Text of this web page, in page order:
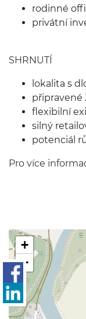
rodinné
privátní
SHRNUTÍ
lokalita s
připravené
flexibilní
silný
potenciál
Pro více
+
−